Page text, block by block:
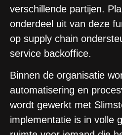
verschillende partijen.
onderdeel uit van deze
op supply chain
service backoffice.
Binnen de organisatie
automatisering en
wordt gewerkt met
implementatie is in volle